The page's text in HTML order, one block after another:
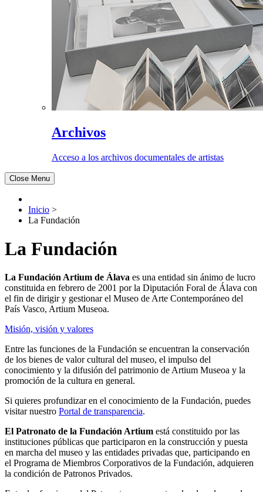
Archivos
Acceso a los archivos documentales de artistas
Close Menu
Inicio >
La Fundación
La Fundación
La Fundación Artium de Álava es una entidad sin ánimo de lucro
constituida en febrero de 2001 por la Diputación Foral de Álava con
el fin de dirigir y gestionar el Museo de Arte Contemporáneo del
País Vasco, Artium Museoa.
Misión, visión y valores
Entre las funciones de la Fundación se encuentran la conservación
de los bienes de valor cultural del museo, el impulso del
conocimiento y la difusión del patrimonio de Artium Museoa y la
promoción de la cultura en general.
Si quieres profundizar en el conocimiento de la Fundación, puedes
visitar nuestro Portal de transparencia.
El Patronato de la Fundación Artium está constituido por las
instituciones públicas que participaron en la construcción y puesta
en marcha del museo y las entidades privadas que, participando en
el Programa de Miembros Corporativos de la Fundación, adquieren
la condición de Patronos Privados.